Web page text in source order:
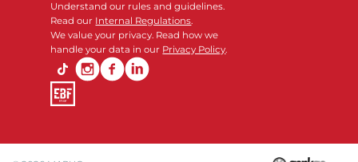
Understand our rules and guidelines.
Read our Internal Regulations.
We value your privacy. Read how we
handle your data in our Privacy Policy.